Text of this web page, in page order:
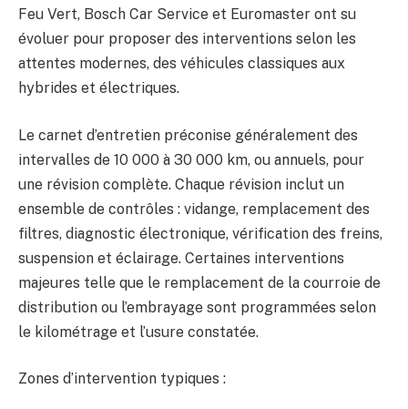
Feu Vert, Bosch Car Service et Euromaster ont su
évoluer pour proposer des interventions selon les
attentes modernes, des véhicules classiques aux
hybrides et électriques.
Le carnet d’entretien préconise généralement des
intervalles de 10 000 à 30 000 km, ou annuels, pour
une révision complète. Chaque révision inclut un
ensemble de contrôles : vidange, remplacement des
filtres, diagnostic électronique, vérification des freins,
suspension et éclairage. Certaines interventions
majeures telle que le remplacement de la courroie de
distribution ou l’embrayage sont programmées selon
le kilométrage et l’usure constatée.
Zones d’intervention typiques :